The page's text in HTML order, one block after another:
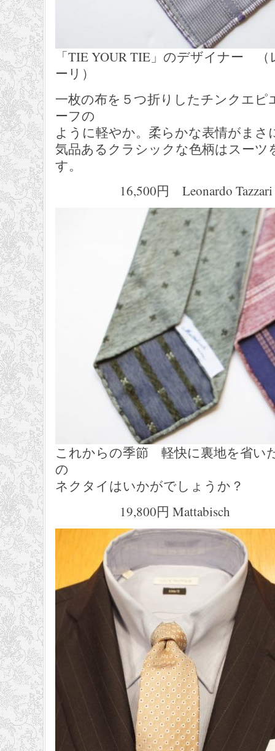
「TIE YOUR TIE」のデザイナー
ーリ）
一枚の布を５つ折りしたチンクエ
ーフの
ように軽やか。柔らかな表情がまさ
気品あるクラシックな色柄はスー
す。
16,500円 Leonardo Tazzari
これからの季節 軽快に裏地を省い
の
ネクタイはいかがでしょうか？
19,800円 Mattabisch